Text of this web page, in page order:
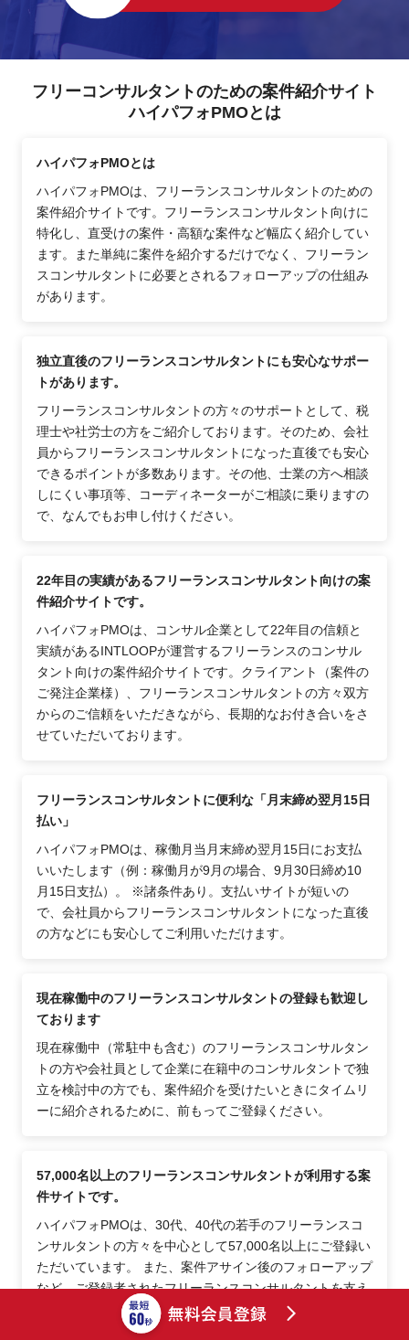
フリーコンサルタントのための案件紹介サイト
ハイパフォPMOとは
ハイパフォPMOとは
ハイパフォPMOは、フリーランスコンサルタントのための
案件紹介サイトです。フリーランスコンサルタント向けに
特化し、直受けの案件・高額な案件など幅広く紹介してい
ます。また単純に案件を紹介するだけでなく、フリーラン
スコンサルタントに必要とされるフォローアップの仕組み
があります。
独立直後のフリーランスコンサルタントにも安心なサポー
トがあります。
フリーランスコンサルタントの方々のサポートとして、税
理士や社労士の方をご紹介しております。そのため、会社
員からフリーランスコンサルタントになった直後でも安心
できるポイントが多数あります。その他、士業の方へ相談
しにくい事項等、コーディネーターがご相談に乗りますの
で、なんでもお申し付けください。
22年目の実績があるフリーランスコンサルタント向けの案
件紹介サイトです。
ハイパフォPMOは、コンサル企業として22年目の信頼と
実績があるINTLOOPが運営するフリーランスのコンサル
タント向けの案件紹介サイトです。クライアント（案件の
ご発注企業様）、フリーランスコンサルタントの方々双方
からのご信頼をいただきながら、長期的なお付き合いをさ
せていただいております。
フリーランスコンサルタントに便利な「月末締め翌月15日
払い」
ハイパフォPMOは、稼働月当月末締め翌月15日にお支払
いいたします（例：稼働月が9月の場合、9月30日締め10
月15日支払）。 ※諸条件あり。支払いサイトが短いの
で、会社員からフリーランスコンサルタントになった直後
の方などにも安心してご利用いただけます。
現在稼働中のフリーランスコンサルタントの登録も歓迎し
ております
現在稼働中（常駐中も含む）のフリーランスコンサルタン
トの方や会社員として企業に在籍中のコンサルタントで独
立を検討中の方でも、案件紹介を受けたいときにタイムリ
ーに紹介されるために、前もってご登録ください。
57,000名以上のフリーランスコンサルタントが利用する案
件サイトです。
ハイパフォPMOは、30代、40代の若手のフリーランスコ
ンサルタントの方々を中心として57,000名以上にご登録い
ただいています。 また、案件アサイン後のフォローアップ
など、ご登録者されたフリーランスコンサルタントを支え
るフォローが充実しているため、継続的にご活用頂いてお